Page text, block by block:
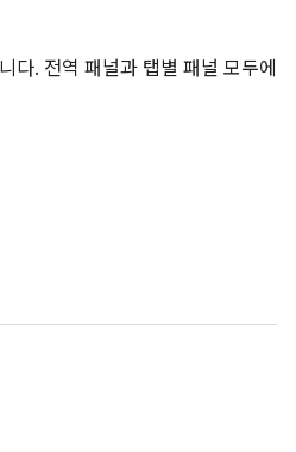
다. 전역 패널과 탭별 패널 모두에